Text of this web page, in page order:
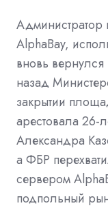
Администратор
AlphaBay,
вновь вернулся
назад
закрытии
арестовала 26-
Александра
а ФБР
сервером
подпольный